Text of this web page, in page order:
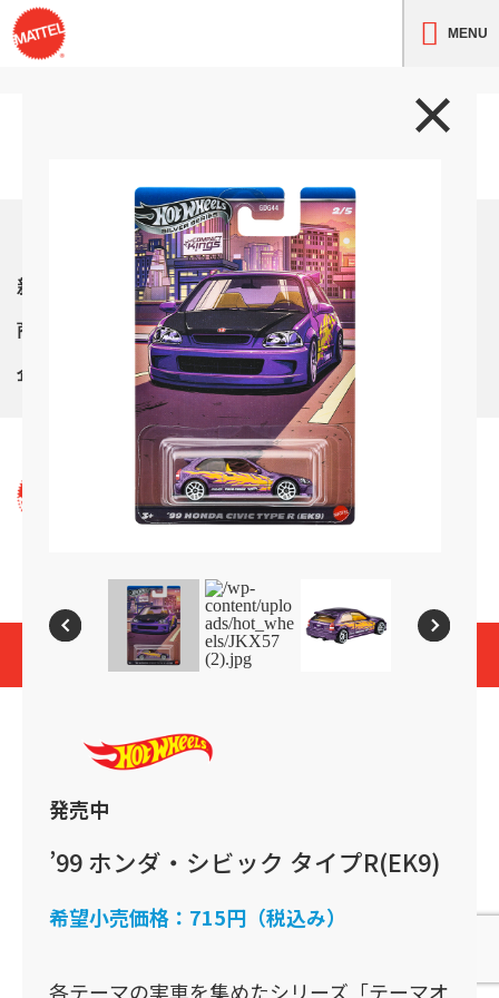
MENU
発売中
’99 ホンダ・シビック タイプR(EK9)
希望小売価格： 715円（税込み）
各テーマの実車を集めたシリーズ「テーマオ
新着情報
商品紹介
企業情報
サイト利用条件
プライバシーポリシー
Cookies and Related Technology Notice
© 2026 Mattel. All Rights Reserved.
page top